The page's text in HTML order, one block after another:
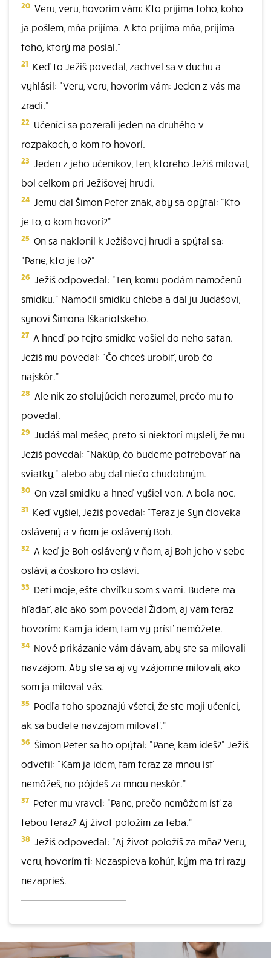
20 Veru, veru, hovorím vám: Kto prijíma toho, koho
ja pošlem, mňa prijíma. A kto prijíma mňa, prijíma
toho, ktorý ma poslal."
21 Keď to Ježiš povedal, zachvel sa v duchu a
vyhlásil: "Veru, veru, hovorím vám: Jeden z vás ma
zradí."
22 Učeníci sa pozerali jeden na druhého v
rozpakoch, o kom to hovorí.
23 Jeden z jeho učeníkov, ten, ktorého Ježiš miloval,
bol celkom pri Ježišovej hrudi.
24 Jemu dal Šimon Peter znak, aby sa opýtal: "Kto
je to, o kom hovorí?"
25 On sa naklonil k Ježišovej hrudi a spýtal sa:
"Pane, kto je to?"
26 Ježiš odpovedal: "Ten, komu podám namočenú
smidku." Namočil smidku chleba a dal ju Judášovi,
synovi Šimona Iškariotského.
27 A hneď po tejto smidke vošiel do neho satan.
Ježiš mu povedal: "Čo chceš urobiť, urob čo
najskôr."
28 Ale nik zo stolujúcich nerozumel, prečo mu to
povedal.
29 Judáš mal mešec, preto si niektorí mysleli, že mu
Ježiš povedal: "Nakúp, čo budeme potrebovať na
sviatky," alebo aby dal niečo chudobným.
30 On vzal smidku a hneď vyšiel von. A bola noc.
31 Keď vyšiel, Ježiš povedal: "Teraz je Syn človeka
oslávený a v ňom je oslávený Boh.
32 A keď je Boh oslávený v ňom, aj Boh jeho v sebe
oslávi, a čoskoro ho oslávi.
33 Deti moje, ešte chvíľku som s vami. Budete ma
hľadať, ale ako som povedal Židom, aj vám teraz
hovorím: Kam ja idem, tam vy prísť nemôžete.
34 Nové prikázanie vám dávam, aby ste sa milovali
navzájom. Aby ste sa aj vy vzájomne milovali, ako
som ja miloval vás.
35 Podľa toho spoznajú všetci, že ste moji učeníci,
ak sa budete navzájom milovať."
36 Šimon Peter sa ho opýtal: "Pane, kam ideš?" Ježiš
odvetil: "Kam ja idem, tam teraz za mnou ísť
nemôžeš, no pôjdeš za mnou neskôr."
37 Peter mu vravel: "Pane, prečo nemôžem ísť za
tebou teraz? Aj život položím za teba."
38 Ježiš odpovedal: "Aj život položíš za mňa? Veru,
veru, hovorím ti: Nezaspieva kohút, kým ma tri razy
nezaprieš.